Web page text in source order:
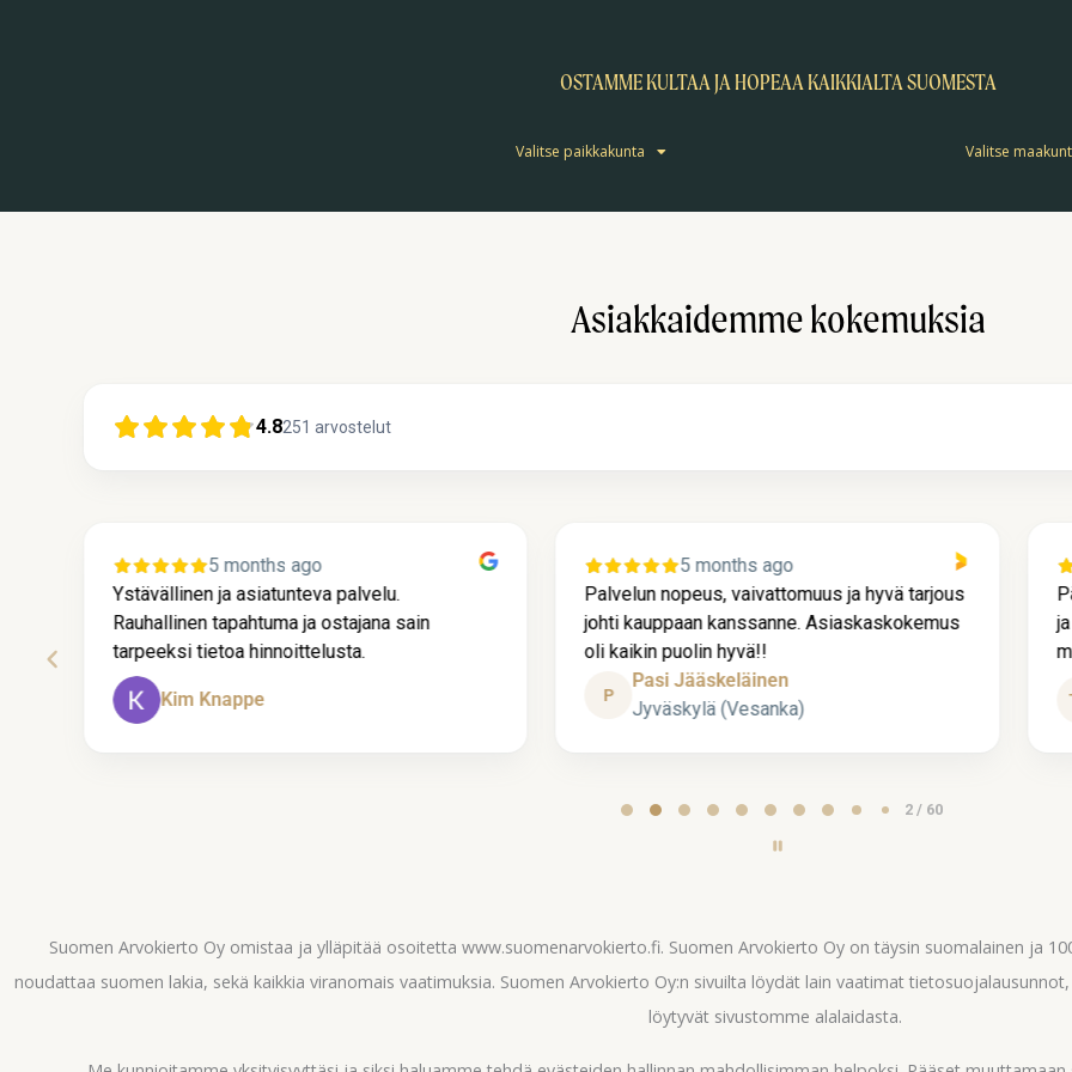
OSTAMME KULTAA JA HOPEAA KAIKKIALTA SUOMESTA
Valitse paikkakunta Valitse
Asiakkaidemme kokemuksia
4.8251 arvostelut
5 months ago
Ystävällinen ja asiatunteva palvelu.
Rauhallinen tapahtuma ja ostajana sain
tarpeeksi tietoa hinnoittelusta.
Kim Knappe
5 months ago
Palvelun nopeus, vaivattomuus ja hyvä tarjous
johti kauppaan kanssanne. Asiaskaskokemus
oli kaikin puolin hyvä!!
P
Pasi Jääskeläinen
Jyväskylä (Vesanka)
2 / 60
Suomen Arvokierto Oy omistaa ja ylläpitää osoitetta www.suomenarvokierto.fi. Suomen Arvokierto Oy on täysin suomalainen ja
noudattaa suomen lakia, sekä kaikkia viranomais vaatimuksia. Suomen Arvokierto Oy:n sivuilta löydät lain vaatimat
löytyvät sivustomme alalaidasta.